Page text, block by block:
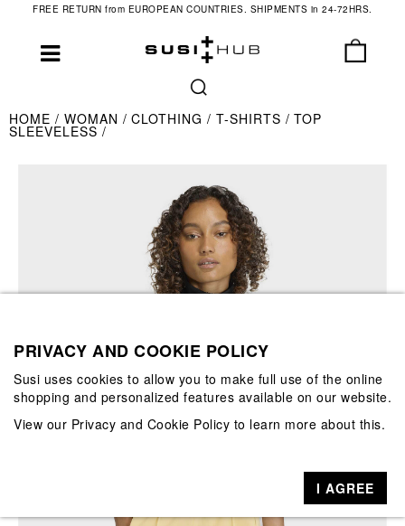
FREE RETURN from EUROPEAN COUNTRIES. SHIPMENTS in 24-72HRS.
HOME WOMAN CLOTHING T-SHIRTS TOP
SLEEVELESS
PRIVACY AND COOKIE POLICY
Susi uses cookies to allow you to make full use of the online
shopping and personalized features available on our website.
View our Privacy and Cookie Policy to learn more about this.
I AGREE